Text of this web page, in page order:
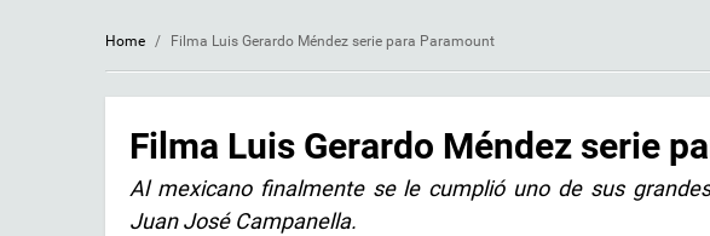
Home / Filma Luis Gerardo Méndez serie para Paramount
Filma Luis Gerardo Méndez serie
Al mexicano finalmente se le cumplió uno de sus
Juan José Campanella.